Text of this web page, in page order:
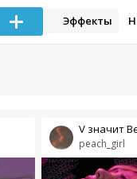
Эффекты
peach_girl
V значит